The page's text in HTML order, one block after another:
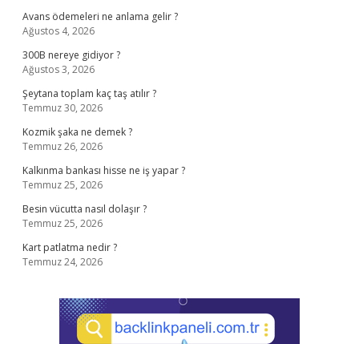
Avans ödemeleri ne anlama gelir ?
Ağustos 4, 2026
300B nereye gidiyor ?
Ağustos 3, 2026
Şeytana toplam kaç taş atılır ?
Temmuz 30, 2026
Kozmik şaka ne demek ?
Temmuz 26, 2026
Kalkınma bankası hisse ne iş yapar ?
Temmuz 25, 2026
Besin vücutta nasıl dolaşır ?
Temmuz 25, 2026
Kart patlatma nedir ?
Temmuz 24, 2026